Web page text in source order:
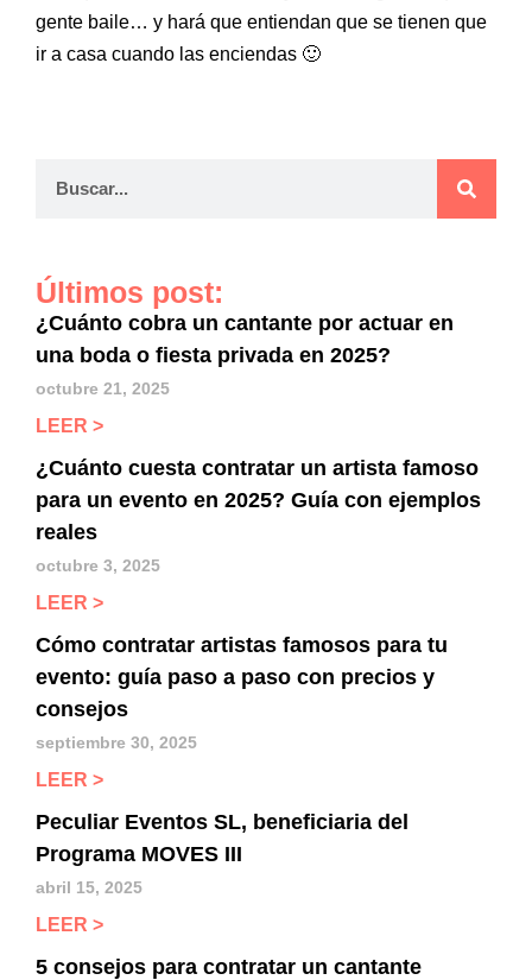
gente baile… y hará que entiendan que se tienen que
ir a casa cuando las enciendas 🙂
Últimos post:
¿Cuánto cobra un cantante por actuar en
una boda o fiesta privada en 2025?
octubre 21, 2025
LEER >
¿Cuánto cuesta contratar un artista famoso
para un evento en 2025? Guía con ejemplos
reales
octubre 3, 2025
LEER >
Cómo contratar artistas famosos para tu
evento: guía paso a paso con precios y
consejos
septiembre 30, 2025
LEER >
Peculiar Eventos SL, beneficiaria del
Programa MOVES III
abril 15, 2025
LEER >
5 consejos para contratar un cantante